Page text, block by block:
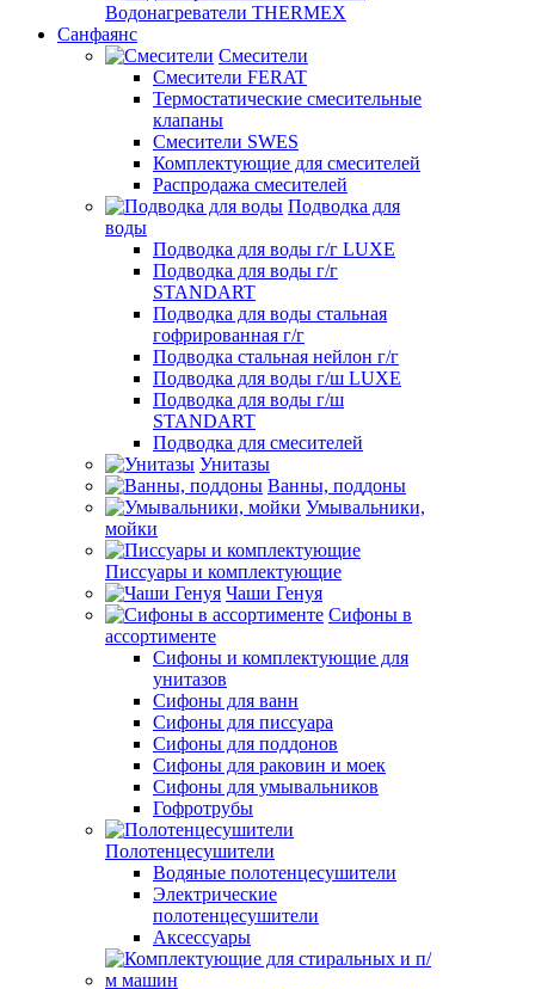
Водонагреватели THERMEX
Санфаянс
Смесители
Смесители FERAT
Термостатические смесительные
клапаны
Смесители SWES
Комплектующие для смесителей
Распродажа смесителей
Подводка для
воды
Подводка для воды г/г LUXE
Подводка для воды г/г
STANDART
Подводка для воды стальная
гофрированная г/г
Подводка стальная нейлон г/г
Подводка для воды г/ш LUXE
Подводка для воды г/ш
STANDART
Подводка для смесителей
Унитазы
Ванны, поддоны
Умывальники,
мойки
Писсуары и комплектующие
Чаши Генуя
Сифоны в
ассортименте
Сифоны и комплектующие для
унитазов
Сифоны для ванн
Сифоны для писсуара
Сифоны для поддонов
Сифоны для раковин и моек
Сифоны для умывальников
Гофротрубы
Полотенцесушители
Водяные полотенцесушители
Электрические
полотенцесушители
Аксессуары